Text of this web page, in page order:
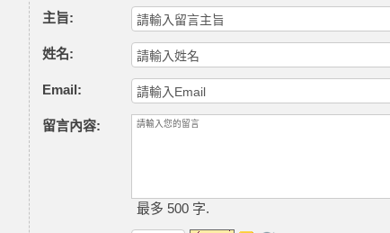
主旨:
姓名:
Email:
留言內容:
最多 500 字.